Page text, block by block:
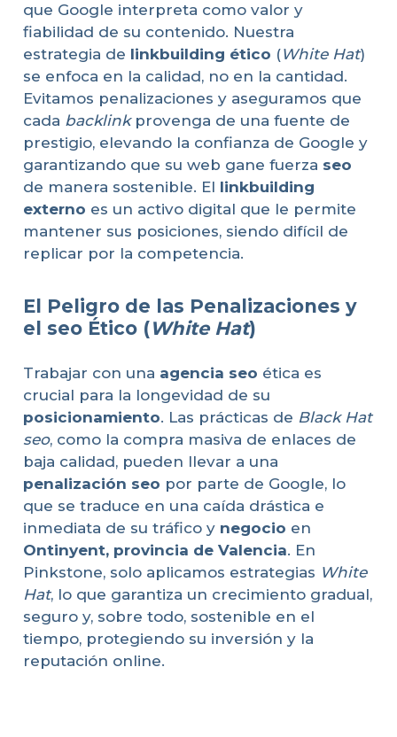
que Google interpreta como valor y
fiabilidad de su contenido. Nuestra
estrategia de linkbuilding ético (White Hat)
se enfoca en la calidad, no en la cantidad.
Evitamos penalizaciones y aseguramos que
cada backlinkprovenga de una fuente de
prestigio, elevando la confianza de Google y
garantizando que su web gane fuerza seo
de manera sostenible. El linkbuilding
externo es un activo digital que le permite
mantener sus posiciones, siendo difícil de
replicar por la competencia.
El Peligro de las Penalizaciones y
el seo Ético (White Hat)
Trabajar con una agencia seo ética es
crucial para la longevidad de su
posicionamiento. Las prácticas de Black Hat
seo, como la compra masiva de enlaces de
baja calidad, pueden llevar a una
penalización seo por parte de Google, lo
que se traduce en una caída drástica e
inmediata de su tráfico y negocio en
Ontinyent, provincia de Valencia. En
Pinkstone, solo aplicamos estrategias White
Hat, lo que garantiza un crecimiento gradual,
seguro y, sobre todo, sostenible en el
tiempo, protegiendo su inversión y la
reputación online.